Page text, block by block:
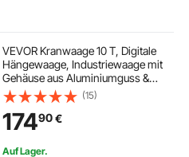
VEVOR Kranwaage 10 T, Digitale
Hängewaage, Industriewaage mit
Gehäuse aus Aluminiumguss &
LCD-Display, 2-kg-Teilung & 3-
stufiger Schalter, Fernbedienung,
Wildwaage, Hakenwaage für
Garage & Fabrik
(15)
17490€
Auf Lager.